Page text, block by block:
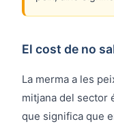
El cost de no
La merma a les
mitjana del sector
que significa que